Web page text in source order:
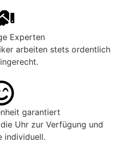
Experten
arbeiten stets ordentlich
garantiert
Uhr zur Verfügung und
individuell.